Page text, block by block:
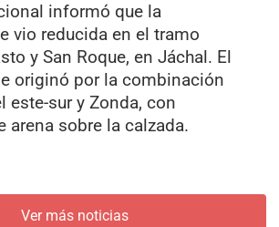
informó que la
vio reducida en el tramo
y San Roque, en Jáchal. El
originó por la combinación
este-sur y Zonda, con
arena sobre la calzada.
Ver más noticias